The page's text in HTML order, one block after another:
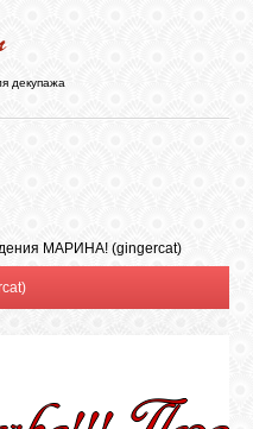
декупажа
МАРИНА! (gingercat)